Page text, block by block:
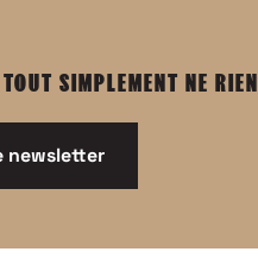
SIMPLEMENT NE
newsletter